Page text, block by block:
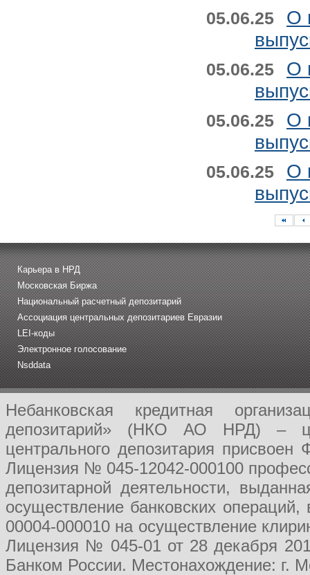
05.06.25
О
05.06.25
О
05.06.25
О
05.06.25
О
Карьера в НРД
Московская Биржа
Национальный расчетный депозитарий
Ассоциация центральных депозитариев Евразии
LEI-коды
Электронное голосование
Nsddata
Небанковская кредитная
депозитарий» (НКО АО НРД) –
центрального депозитария
Лицензия № 045-12042-000100
депозитарной деятельности,
осуществление банковских
00004-000010 на осуществление
Лицензия № 045-01 от 28 декабря
Банком России. Местонахождение: г.